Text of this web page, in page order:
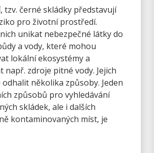
tzv. černé skládky představují
pro životní prostředí.
unikat nebezpečné látky do
a vody, které mohou
lokální ekosystémy a
např. zdroje pitné vody. Jejich
odhalit několika způsoby. Jeden
způsobů pro vyhledávání
skládek, ale i dalších
kontaminovaných míst, je